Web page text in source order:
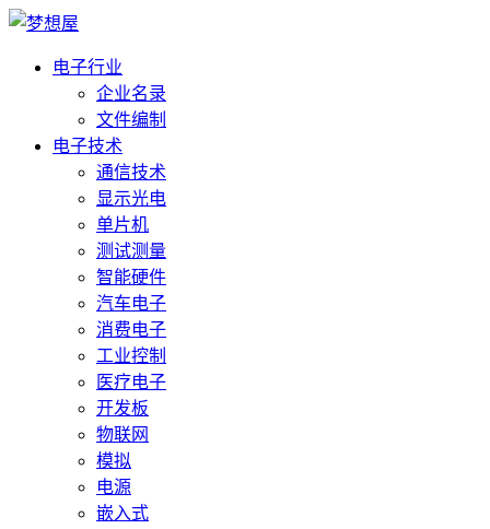
电子行业
企业名录
文件编制
电子技术
通信技术
显示光电
单片机
测试测量
智能硬件
汽车电子
消费电子
工业控制
医疗电子
开发板
物联网
模拟
电源
嵌入式